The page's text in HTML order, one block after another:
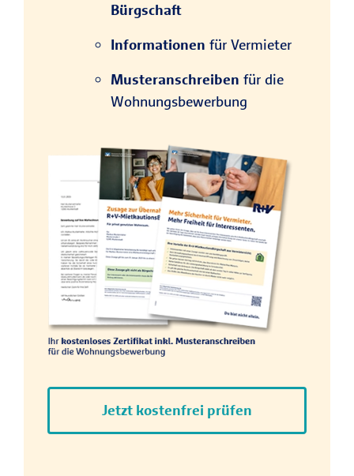
Bürgschaft
Informationen für Vermieter
Musteranschreiben für die
Wohnungsbewerbung
Jetzt kostenfrei prüfen